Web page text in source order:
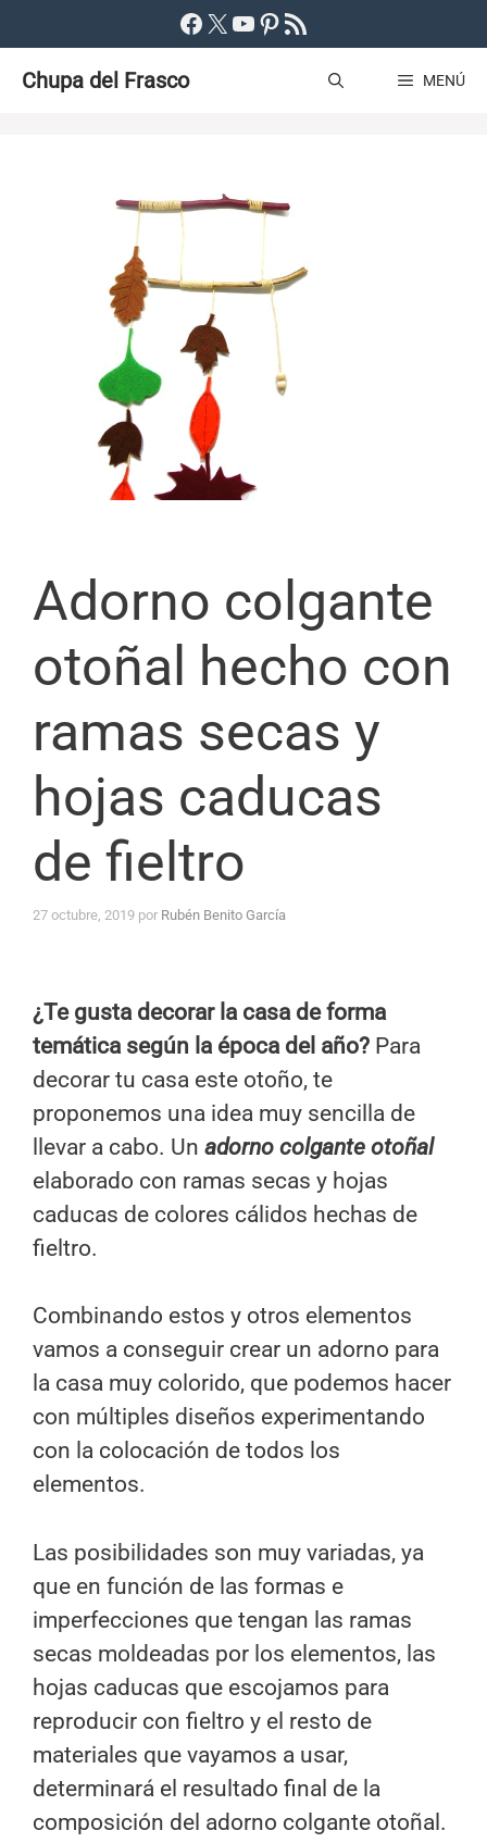
al
contenido
Facebook
X YouTube
Pinterest
Feed RSS
Chupa del Frasco MENÚ
Adorno colgante
otoñal hecho con
ramas secas y
hojas caducas
de fieltro
27 octubre, 2019 por Rubén Benito García
¿Te gusta decorar la casa de forma
temática según la época del año? Para
decorar tu casa este otoño, te
proponemos una idea muy sencilla de
llevar a cabo. Un adorno colgante otoñal
elaborado con ramas secas y hojas
caducas de colores cálidos hechas de
fieltro.
Combinando estos y otros elementos
vamos a conseguir crear un adorno para
la casa muy colorido, que podemos hacer
con múltiples diseños experimentando
con la colocación de todos los
elementos.
Las posibilidades son muy variadas, ya
que en función de las formas e
imperfecciones que tengan las ramas
secas moldeadas por los elementos, las
hojas caducas que escojamos para
reproducir con fieltro y el resto de
materiales que vayamos a usar,
determinará el resultado final de la
composición del adorno colgante otoñal.